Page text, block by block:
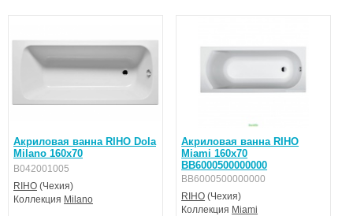
Акриловая ванна RIHO Dola
Milano 160х70
B042001005
RIHO (Чехия)
Коллекция Milano
Акриловая ванна RIHO
Miami 160x70
BB6000500000000
BB6000500000000
RIHO (Чехия)
Коллекция Miami